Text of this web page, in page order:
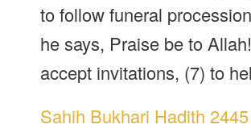
to follow funeral
he says, Praise be to
accept invitations, (7) to
Sahih Bukhari Hadith